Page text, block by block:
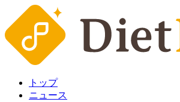
トップ
ニュース